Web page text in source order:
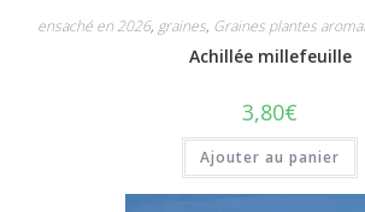
ensaché en 2026, graines, Graines plantes
Achillée millefeuille
3,80€
Ajouter au panier